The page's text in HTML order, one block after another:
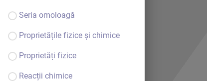
Seria omoloagă
Proprietățile fizice și chimice
Proprietăți fizice
Reacții chimice